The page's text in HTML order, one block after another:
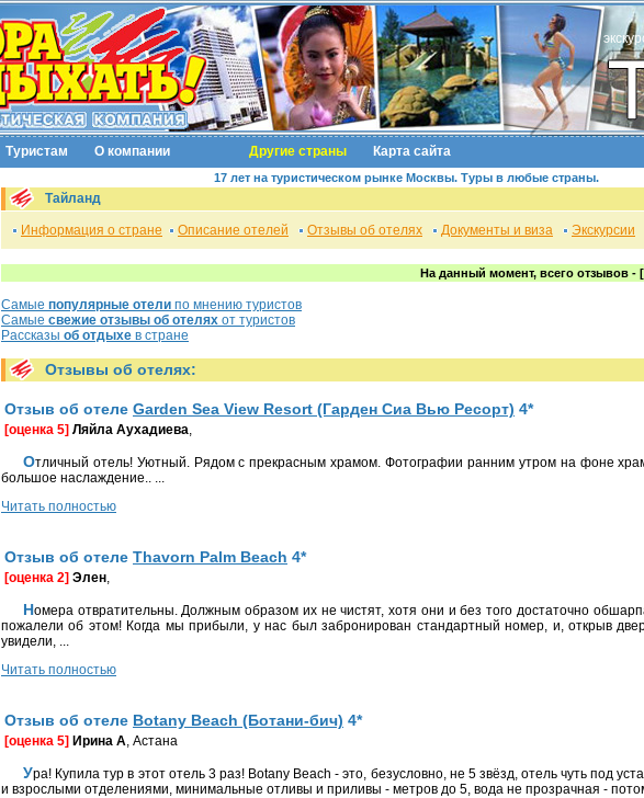
Туристам О компании Другие страны Карта сайта
17 лет на туристическом рынке Москвы. Туры в любые страны.
Тайланд
Информация о стране Описание отелей Отзывы об отелях Документы и виза Экскурсии
На данный момент, всего отзывов -
Самые популярные отели по мнению туристов
Самые свежие отзывы об отелях от туристов
Рассказы об отдыхе в стране
Отзывы об отелях:
Отзыв об отеле Garden Sea View Resort (Гарден Сиа Вью Ресорт) 4*
[оценка 5] Ляйла Аухадиева,
Отличный отель! Уютный. Рядом с прекрасным храмом. Фотографии ранним утром на фоне храма романтичные. Морской пляж, бассейн! Garden Sea View - это одно
большое наслаждение.. ...
Читать полностью
Отзыв об отеле Thavorn Palm Beach 4*
[оценка 2] Элен,
Номера отвратительны. Должным образом их не чистят, хотя они и без того достаточно обшарпанные. Останавливались в отеле Thavorn Palm Beach в мае 2013-го и
пожалели об этом! Когда мы прибыли, у нас был забронирован стандартный номер, и, открыв
увидели, ...
Читать полностью
Отзыв об отеле Botany Beach (Ботани-бич) 4*
[оценка 5] Ирина А, Астана
Ура! Купила тур в этот отель 3 раз! Botany Beach - это, безусловно, не 5 звёзд, отель чуть под уставший но! в номерах чисто, большой пляж и 2 бассейна оба с детскими
и взрослыми отделениями, минимальные отливы и приливы - метров до 5, вода не прозрачная -